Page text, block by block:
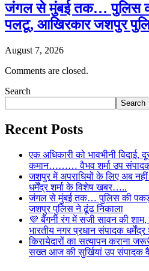
जंगल से मुंबई तक… पुलिस
पलटू, आखिरकार जशपुर
August 7, 2026
Comments are closed.
Search
Search
Recent Posts
एक अधिकारी को भावभीनी
कमान……… वैभव शर्मा उप संपादक
जशपुर में अपराधियों के लिए अब
धर्मेंद्र शर्मा के विशेष खबर…..
जंगल से मुंबई तक… पुलिस की
जशपुर पुलिस ने ढूंढ निकाला
💜 बैंगनी रंग में सजी सावन की
भारतीय नगर प्रधान संपादक
किरायेदारों का सत्यापन कराना
सख्त आज की सुर्खियां उप संपादक